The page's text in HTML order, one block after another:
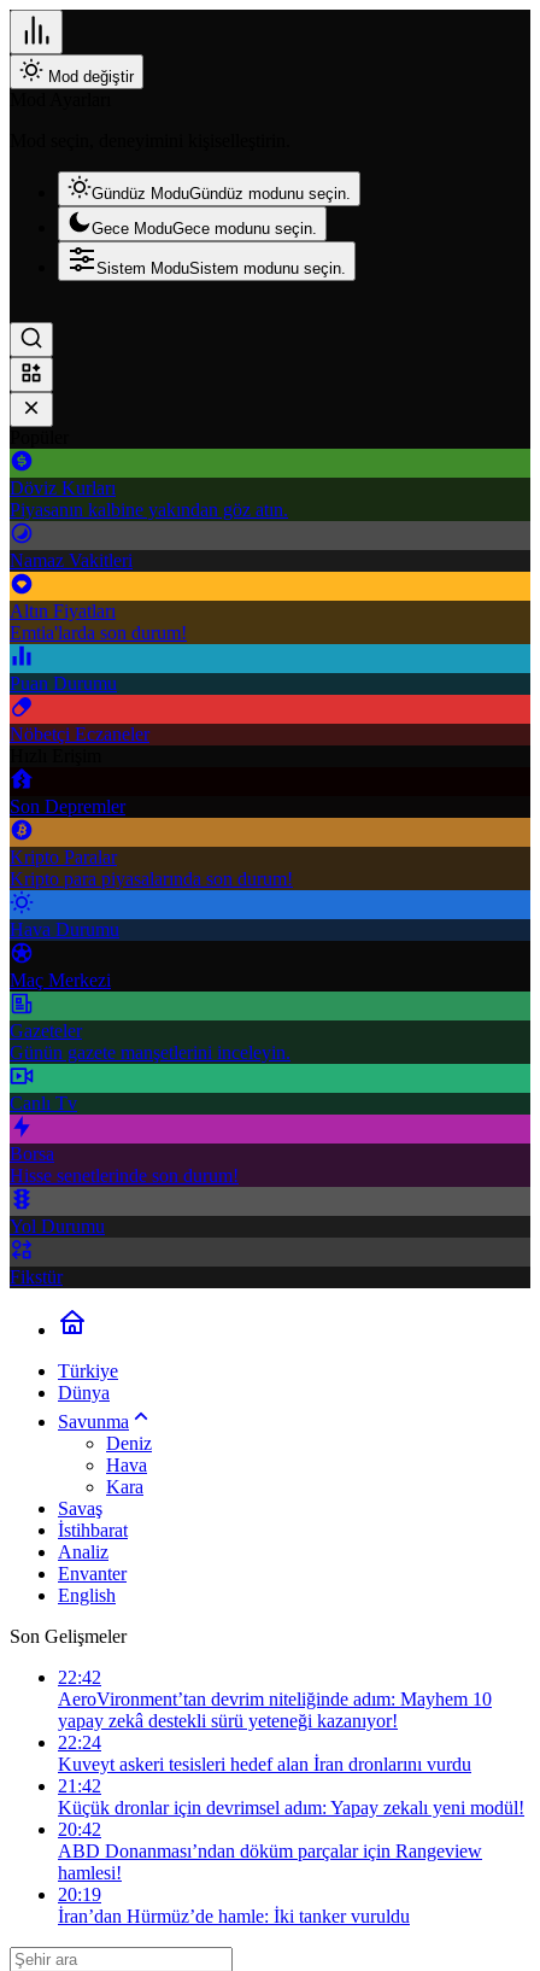
Mod değiştir
Gündüz ModuGündüz modunu seçin.
Gece ModuGece modunu seçin.
Sistem ModuSistem modunu seçin.
Döviz Kurları
Piyasanın kalbine yakından göz atın.
Namaz Vakitleri
Altın Fiyatları
Emtia'larda son durum!
Puan Durumu
Nöbetçi Eczaneler
Son Depremler
Kripto Paralar
Kripto para piyasalarında son durum!
Hava Durumu
Maç Merkezi
Gazeteler
Günün gazete manşetlerini inceleyin.
Canlı Tv
Borsa
Hisse senetlerinde son durum!
Yol Durumu
Fikstür
Türkiye
Dünya
Savunma
Deniz
Hava
Kara
Savaş
İstihbarat
Analiz
Envanter
English
Son Gelişmeler
22:42
AeroVironment’tan devrim niteliğinde adım: Mayhem 10
yapay zekâ destekli sürü yeteneği kazanıyor!
22:24
Kuveyt askeri tesisleri hedef alan İran dronlarını vurdu
21:42
Küçük dronlar için devrimsel adım: Yapay zekalı yeni modül!
20:42
ABD Donanması’ndan döküm parçalar için Rangeview
hamlesi!
20:19
İran’dan Hürmüz’de hamle: İki tanker vuruldu